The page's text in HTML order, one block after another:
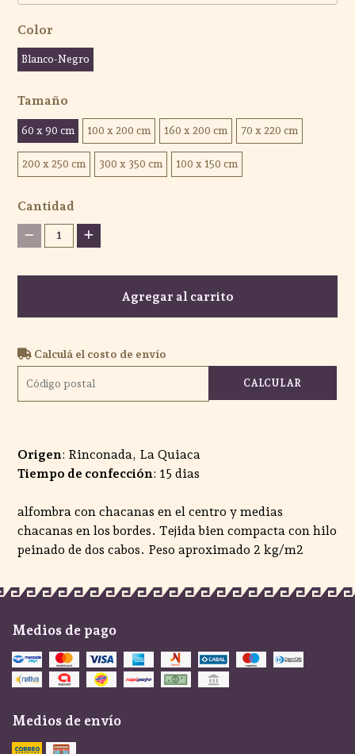
Color
Blanco-Negro
Tamaño
60 x 90 cm 100 x 200 cm 160 x 200 cm 70 x 220 cm
200 x 250 cm 300 x 350 cm 100 x 150 cm
Cantidad
1
Agregar al carrito
Calculá el costo de envío
CALCULAR
Origen: Rinconada, La Quiaca
Tiempo de confección: 15 dias
alfombra con chacanas en el centro y medias
chacanas en los bordes. Tejida bien compacta con hilo
peinado de dos cabos. Peso aproximado 2 kg/m2
Medios de pago
Medios de envío